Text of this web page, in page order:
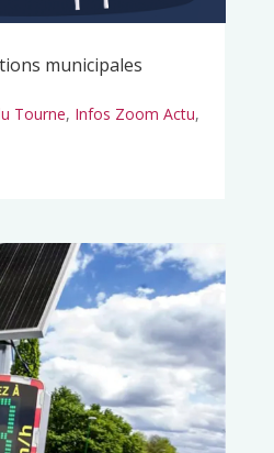
municipales
Tourne, Infos Zoom Actu,